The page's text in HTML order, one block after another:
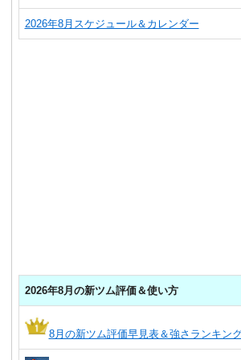
2026年8月スケジュール＆カレンダー
2026年8月の新ツム評価＆使い方
8月の新ツム評価早見表＆強さランキン